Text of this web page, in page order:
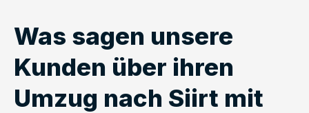
Was sagen unsere
Kunden über ihren
Umzug nach Siirt mit